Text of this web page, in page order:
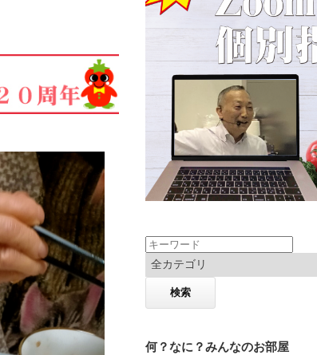
何？なに？みんなのお部屋